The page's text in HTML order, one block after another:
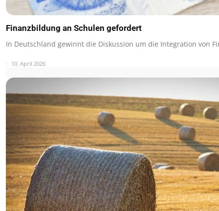
Finanzbildung an Schulen gefordert
In Deutschland gewinnt die Diskussion um die Integration von
10. April 2026